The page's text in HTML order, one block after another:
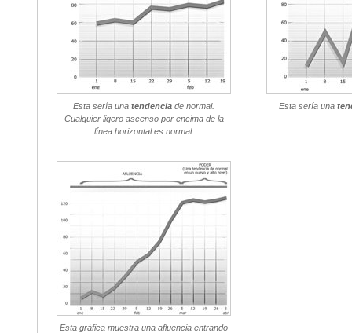
Esta sería una tendencia de normal.
Cualquier ligero ascenso por encima de la
línea horizontal es normal.
Esta sería una
Esta gráfica muestra una afluencia entrando